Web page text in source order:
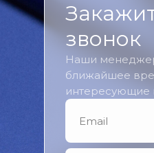
звонок
Наши
ближайшее
интересующие